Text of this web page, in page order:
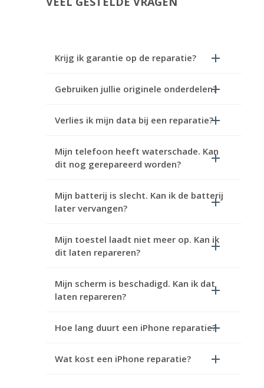
Krijg ik garantie op de reparatie?
Gebruiken jullie originele onderdelen?
Verlies ik mijn data bij een reparatie?
Mijn telefoon heeft waterschade. Kan
dit nog gerepareerd worden?
Mijn batterij is slecht. Kan ik de batterij
later vervangen?
Mijn toestel laadt niet meer op. Kan ik
dit laten repareren?
Mijn scherm is beschadigd. Kan ik dat
laten repareren?
Hoe lang duurt een iPhone reparatie?
Wat kost een iPhone reparatie?